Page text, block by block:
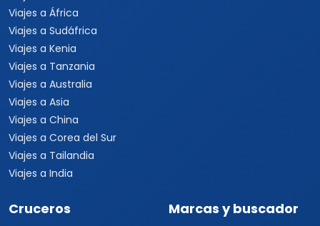
Viajes a África
Viajes a Sudáfrica
Viajes a Kenia
Viajes a Tanzania
Viajes a Australia
Viajes a Asia
Viajes a China
Viajes a Corea del Sur
Viajes a Tailandia
Viajes a India
Cruceros Marcas y buscador